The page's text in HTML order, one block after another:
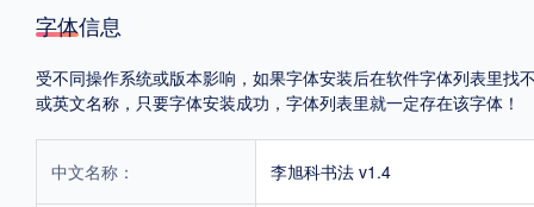
字体新闻 字体文章 字体程序 字体人物 字体网站
字体信息
受不同操作系统或版本影响，如果字体安装后在软件字体列表里
或英文名称，只要字体安装成功，字体列表里就一定存在该字体！
中文名称： 李旭科书法 v1.4